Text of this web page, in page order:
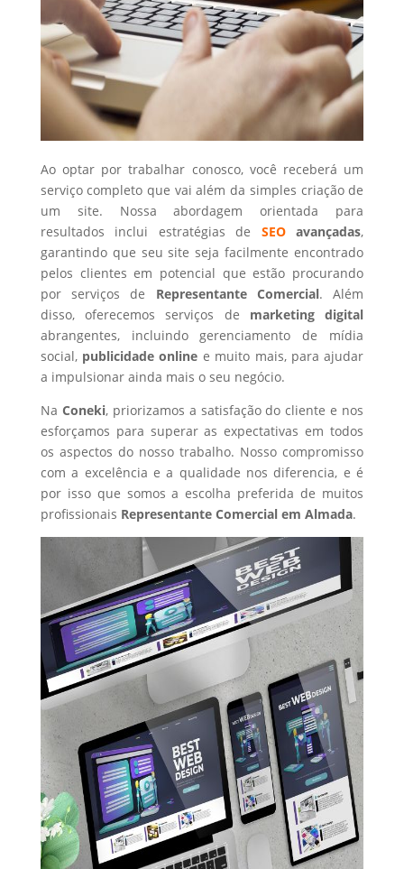
Ao optar por trabalhar conosco, você receberá um
serviço completo que vai além da simples criação de
um site. Nossa abordagem orientada para
resultados inclui estratégias de SEOavançadas,
garantindo que seu site seja facilmente encontrado
pelos clientes em potencial que estão procurando
por serviços de Representante Comercial. Além
disso, oferecemos serviços de marketing digital
abrangentes, incluindo gerenciamento de mídia
social, publicidade online e muito mais, para ajudar
a impulsionar ainda mais o seu negócio.
Na Coneki, priorizamos a satisfação do cliente e nos
esforçamos para superar as expectativas em todos
os aspectos do nosso trabalho. Nosso compromisso
com a excelência e a qualidade nos diferencia, e é
por isso que somos a escolha preferida de muitos
profissionais Representante Comercialem Almada.